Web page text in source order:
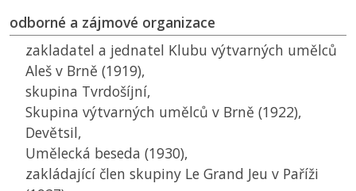
odborné a zájmové organizace
zakladatel a jednatel Klubu výtvarných umělců
Aleš v Brně (1919),
skupina Tvrdošíjní,
Skupina výtvarných umělců v Brně (1922),
Devětsil,
Umělecká beseda (1930),
zakládající člen skupiny Le Grand Jeu v Paříži